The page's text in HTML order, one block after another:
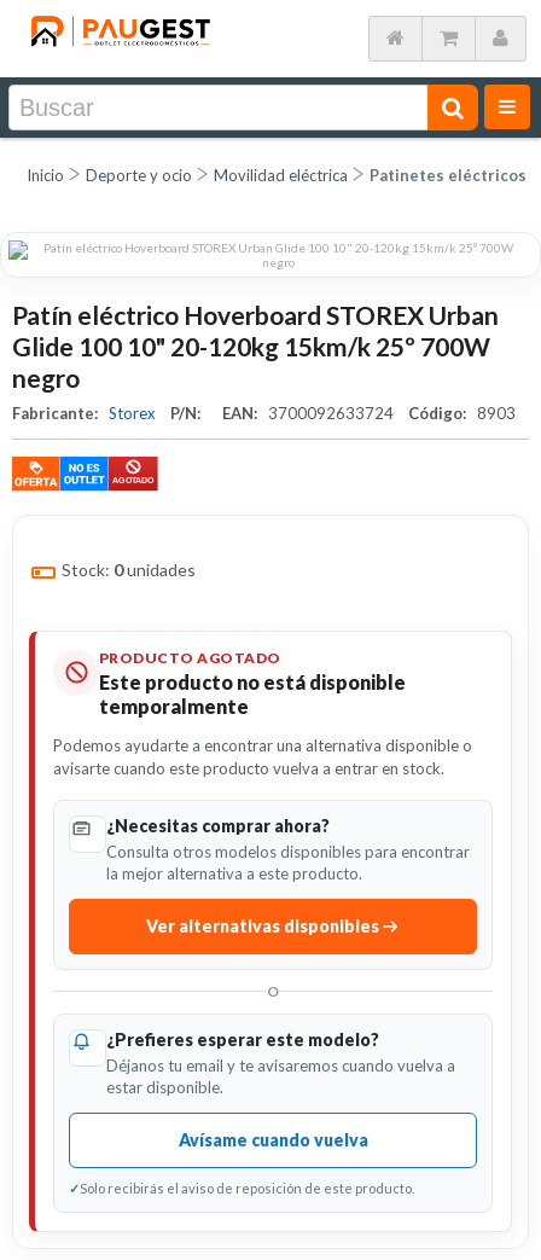
Inicio Deporte y ocio Movilidad eléctrica Patinetes eléctricos
Patín eléctrico Hoverboard STOREX Urban
Glide 100 10" 20-120kg 15km/k 25º 700W
negro
Fabricante: Storex P/N: EAN: 3700092633724 Código: 8903
Stock: 0unidades
PRODUCTO AGOTADO
Este producto no está disponible
temporalmente
Podemos ayudarte a encontrar una alternativa disponible o
avisarte cuando este producto vuelva a entrar en stock.
¿Necesitas comprar ahora?
Consulta otros modelos disponibles para encontrar
la mejor alternativa a este producto.
Ver alternativas disponibles
O
¿Prefieres esperar este modelo?
Déjanos tu email y te avisaremos cuando vuelva a
estar disponible.
Avísame cuando vuelva
✓Solo recibirás el aviso de reposición de este producto.